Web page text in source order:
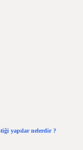
yapılar nelerdir ?